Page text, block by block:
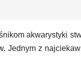
akwarystyki
Jednym z